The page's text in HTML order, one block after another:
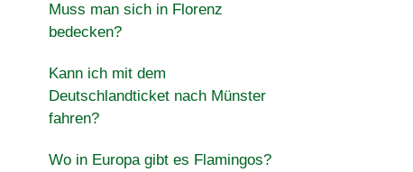
Muss man sich in Florenz
bedecken?
Kann ich mit dem
Deutschlandticket nach Münster
fahren?
Wo in Europa gibt es Flamingos?